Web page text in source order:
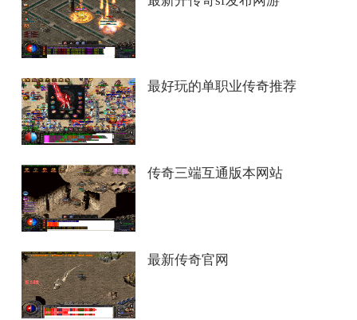
最好玩的单职业传奇推荐
传奇三端互通版本网站
最新传奇官网